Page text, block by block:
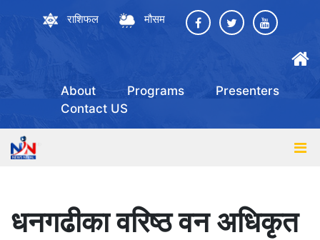
राशिफल मौसम
About Programs
Presenters
Contact US
धनगढीका वरिष्ठ वन अधिकृत